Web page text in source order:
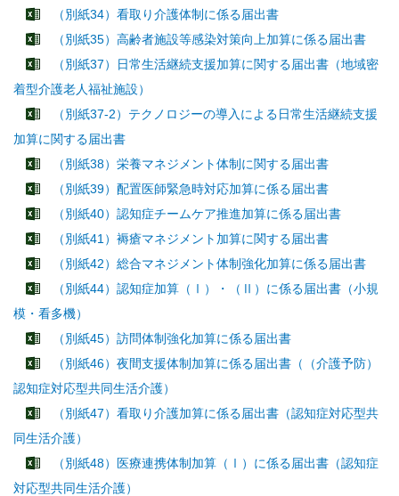
（別紙34）看取り介護体制に係る届出書
（別紙35）高齢者施設等感染対策向上加算に係る届出書
（別紙37）日常生活継続支援加算に関する届出書（地域密
着型介護老人福祉施設）
（別紙37-2）テクノロジーの導入による日常生活継続支援
加算に関する届出書
（別紙38）栄養マネジメント体制に関する届出書
（別紙39）配置医師緊急時対応加算に係る届出書
（別紙40）認知症チームケア推進加算に係る届出書
（別紙41）褥瘡マネジメント加算に関する届出書
（別紙42）総合マネジメント体制強化加算に係る届出書
（別紙44）認知症加算（Ⅰ）・（Ⅱ）に係る届出書（小規
模・看多機）
（別紙45）訪問体制強化加算に係る届出書
（別紙46）夜間支援体制加算に係る届出書（（介護予防）
認知症対応型共同生活介護）
（別紙47）看取り介護加算に係る届出書（認知症対応型共
同生活介護）
（別紙48）医療連携体制加算（Ⅰ）に係る届出書（認知症
対応型共同生活介護）